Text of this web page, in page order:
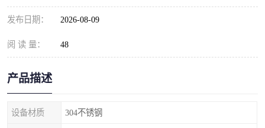
发布日期： 2026-08-09
阅 读 量： 48
产品描述
设备材质 304不锈钢